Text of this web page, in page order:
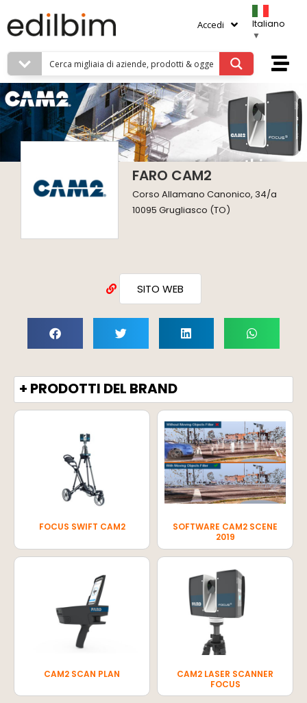
Accedi
Italiano
▼
FARO CAM2
Corso Allamano Canonico, 34/a
10095 Grugliasco (TO)
SITO WEB
+ PRODOTTI DEL BRAND
FOCUS SWIFT CAM2
SOFTWARE CAM2 SCENE
2019
CAM2 SCAN PLAN
CAM2 LASER SCANNER
FOCUS